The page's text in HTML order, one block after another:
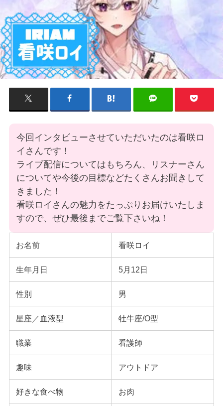
今回インタビューさせていただいたのは看咲ロ
イさんです！
ライブ配信についてはもちろん、リスナーさん
についてや今後の目標などたくさんお聞きして
きました！
看咲ロイさんの魅力をたっぷりお届けいたしま
すので、ぜひ最後までご覧下さいね！
お名前 看咲ロイ
生年月日 5月12日
性別 男
星座／血液型 牡牛座/O型
職業 看護師
趣味 アウトドア
好きな食べ物 お肉